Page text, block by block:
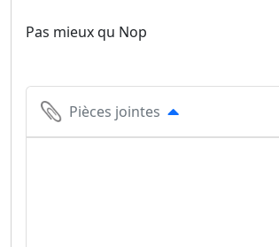
Pas mieux qu Nop
Pièces jointes